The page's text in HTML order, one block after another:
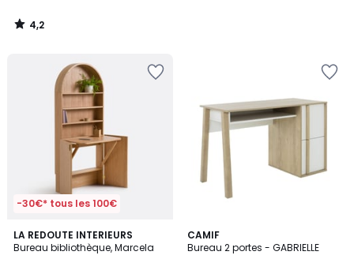
4,2
/
-30€* tous les 100€
LA REDOUTE INTERIEURS
Bureau bibliothèque, Marcela
5
/
CAMIF
Bureau 2 portes - GABRIELLE